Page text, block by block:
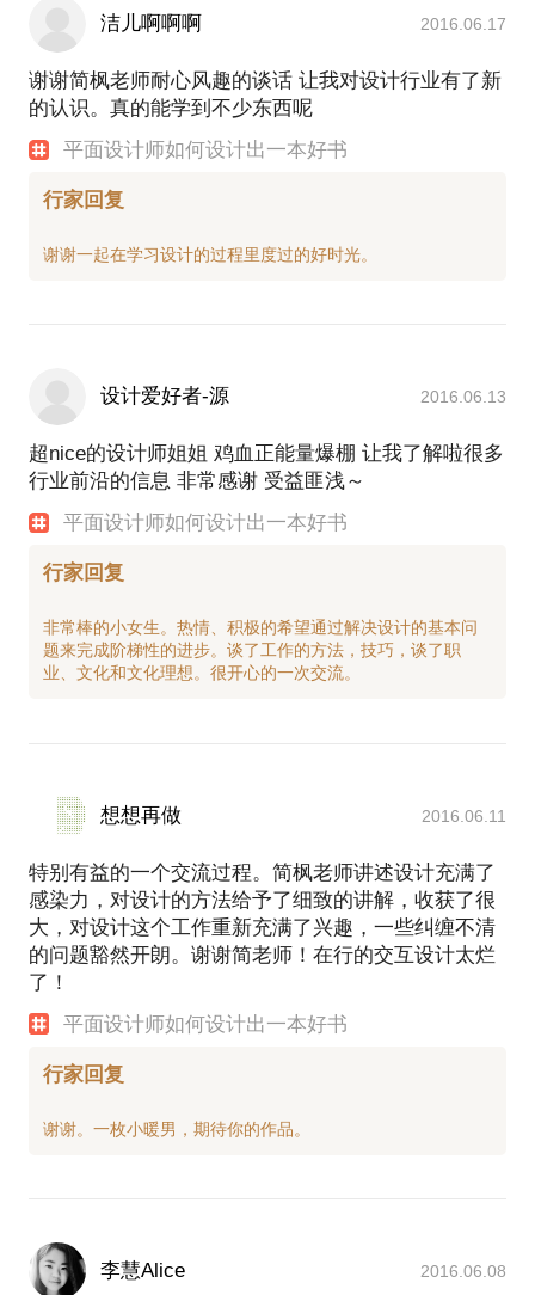
洁儿啊啊啊 2016.06.17
谢谢简枫老师耐心风趣的谈话 让我对设计行业有了新
的认识。真的能学到不少东西呢
平面设计师如何设计出一本好书
行家回复
设计爱好者-源 2016.06.13
超nice的设计师姐姐 鸡血正能量爆棚 让我了解啦很多
行业前沿的信息 非常感谢 受益匪浅～
平面设计师如何设计出一本好书
行家回复
非常棒的小女生。热情、积极的希望通过解决设计的基本问
题来完成阶梯性的进步。谈了工作的方法，技巧，谈了职
想想再做 2016.06.11
特别有益的一个交流过程。简枫老师讲述设计充满了
感染力，对设计的方法给予了细致的讲解，收获了很
大，对设计这个工作重新充满了兴趣，一些纠缠不清
的问题豁然开朗。谢谢简老师！在行的交互设计太烂
了！
平面设计师如何设计出一本好书
行家回复
李慧Alice 2016.06.08